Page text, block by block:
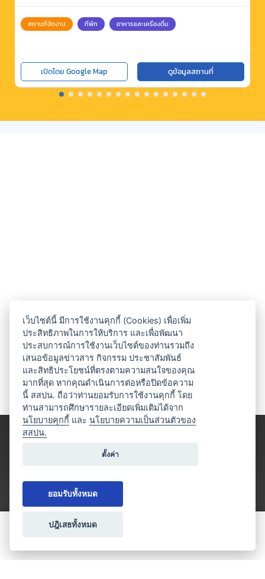
สถานที่จัดงาน ที่พัก อาหารและเครื่องดื่ม
เปิดโดย Google Map ดูข้อมูลสถานที่
ประเภทธุรกิจไมซ์
เว็บไซต์นี้ มีการใช้งานคุกกี้ (Cookies) เพื่อเพิ่ม
ประสิทธิภาพในการให้บริการ และเพื่อพัฒนา
ประสบการณ์การใช้งานเว็บไซต์ของท่านรวมถึง
เสนอข้อมูลข่าวสาร กิจกรรม ประชาสัมพันธ์
และสิทธิประโยชน์ที่ตรงตามความสนใจของคุณ
มากที่สุด หากคุณดำเนินการต่อหรือปิดข้อความ
นี้ สสปน. ถือว่าท่านยอมรับการใช้งานคุกกี้ โดย
ท่านสามารถศึกษารายละเอียดเพิ่มเติมได้จาก
นโยบายคุกกี้ และนโยบายความเป็นส่วนตัวของ
สสปน.
ตั้งค่า
ยอมรับทั้งหมด
ปฎิเสธทั้งหมด